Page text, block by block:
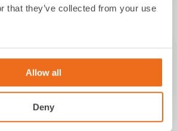
that they’ve collected from your use
Allow all
Deny
650517-0
innovations.com